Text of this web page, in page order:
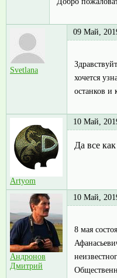
Svetlana
09 Май,
хочется
останков и
Artyom
10 Май,
Да все
Андронов
Дмитрий
10 Май,
8 мая